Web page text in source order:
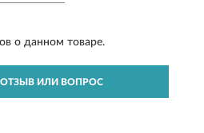
о данном товаре.
ОТЗЫВ ИЛИ ВОПРОС